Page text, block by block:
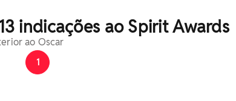
indicações ao Spirit Awards
ao Oscar
1